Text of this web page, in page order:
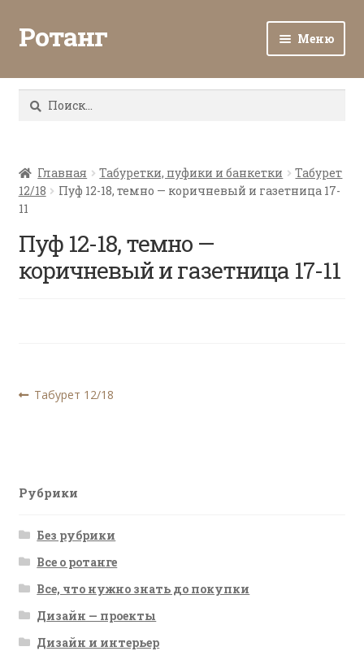
Ротанг Меню
Каталог
Все о ротанге
Ротанг оптом
Контакты
Найти:
Главная Табуретки, пуфики и банкетки
Табурет
12/18
Пуф 12-18, темно — коричневый и газетница 17-
11
Пуф 12-18, темно —
коричневый и газетница 17-11
Навигация
Предыдущая
Табурет 12/18
Рубрики
Без рубрики
Все о ротанге
Все, что нужно знать до покупки
Дизайн — проекты
Дизайн и интерьер